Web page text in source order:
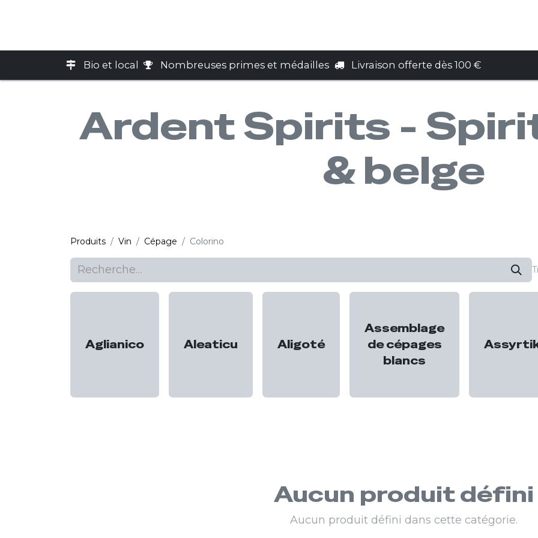
Bio et local Nombreuses primes et médailles Livraison offerte dès 100 €
Ardent Spirits -
& belge
Produits Vin Cépage Colorino
Aglianico Aleaticu Aligoté
Assemblage
de cépages
blancs
Aucun produit défini
Aucun produit défini dans cette catégorie.